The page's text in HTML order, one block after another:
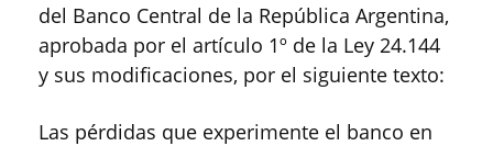
del Banco Central de la República Argentina,
aprobada por el artículo 1º de la Ley 24.144
y sus modificaciones, por el siguiente texto:
Las pérdidas que experimente el banco en